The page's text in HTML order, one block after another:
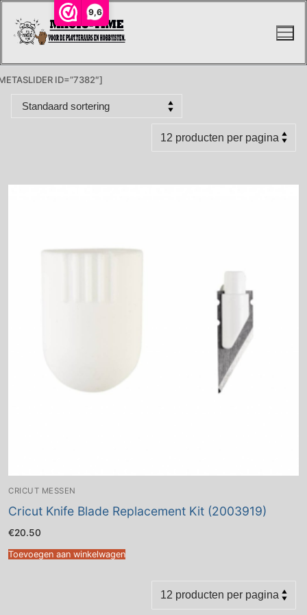
9,6
naar
ID=”7382″]
CRICUT MESSEN
Cricut Knife Blade Replacement Kit (2003919)
€20.50
Toevoegen aan winkelwagen